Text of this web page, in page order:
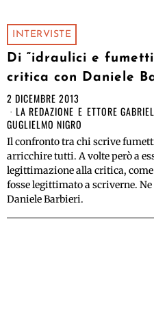
INTERVISTE
Di “idraulici e
critica con Daniele
2 DICEMBRE 2013
LA REDAZIONE E ETTORE
GUGLIELMO NIGRO
Il confronto tra chi scrive
arricchire tutti. A volte però a
legittimazione alla critica,
fosse legittimato a scriverne.
Daniele Barbieri.